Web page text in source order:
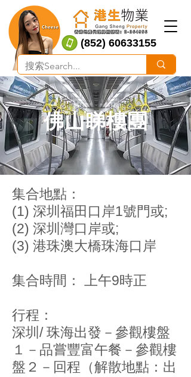
(852) 60633155
​佛山睇樓團
集合地點：
(1) 深圳福田口岸1號門或;
(2) 深圳灣口岸或;
(3) 港珠澳大橋珠海口岸
集合時間： 上午9時正
行程：
深圳/ 珠海出發－參觀樓盤
１－品嘗豐富午餐－參觀樓
盤２－回程​（解散地點：出